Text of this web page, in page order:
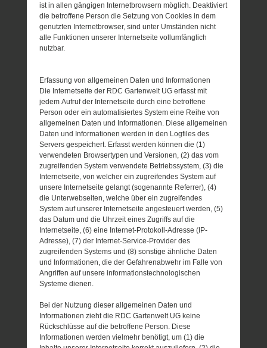
ist in allen gängigen Internetbrowsern möglich. Deaktiviert
die betroffene Person die Setzung von Cookies in dem
genutzten Internetbrowser, sind unter Umständen nicht
alle Funktionen unserer Internetseite vollumfänglich
nutzbar.
Erfassung von allgemeinen Daten und Informationen
Die Internetseite der RDC Gartenwelt UG erfasst mit
jedem Aufruf der Internetseite durch eine betroffene
Person oder ein automatisiertes System eine Reihe von
allgemeinen Daten und Informationen. Diese allgemeinen
Daten und Informationen werden in den Logfiles des
Servers gespeichert. Erfasst werden können die (1)
verwendeten Browsertypen und Versionen, (2) das vom
zugreifenden System verwendete Betriebssystem, (3) die
Internetseite, von welcher ein zugreifendes System auf
unsere Internetseite gelangt (sogenannte Referrer), (4)
die Unterwebseiten, welche über ein zugreifendes
System auf unserer Internetseite angesteuert werden, (5)
das Datum und die Uhrzeit eines Zugriffs auf die
Internetseite, (6) eine Internet-Protokoll-Adresse (IP-
Adresse), (7) der Internet-Service-Provider des
zugreifenden Systems und (8) sonstige ähnliche Daten
und Informationen, die der Gefahrenabwehr im Falle von
Angriffen auf unsere informationstechnologischen
Systeme dienen.
Bei der Nutzung dieser allgemeinen Daten und
Informationen zieht die RDC Gartenwelt UG keine
Rückschlüsse auf die betroffene Person. Diese
Informationen werden vielmehr benötigt, um (1) die